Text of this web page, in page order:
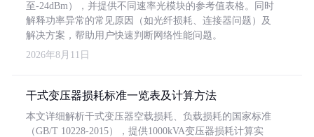
至-24dBm），并提供不同速率光模块的参考值表格。同时
解释功率异常的常见原因（如光纤损耗、连接器问题）及
解决方案，帮助用户快速判断网络性能问题。
2026年8月11日
干式变压器损耗标准一览表及计算方法
本文详细解析干式变压器空载损耗、负载损耗的国家标准
（GB/T 10228-2015），提供1000kVA变压器损耗计算实